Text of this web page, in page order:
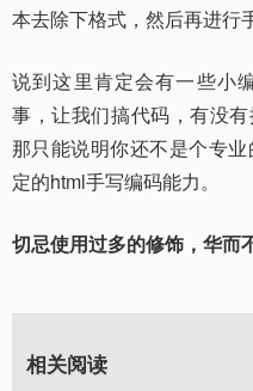
本去除下格式，然后再进行
说到这里肯定会有一些小
事，让我们搞代码，有没
那只能说明你还不是个专
定的html手写编码能力。
切忌使用过多的修饰，华而
相关阅读